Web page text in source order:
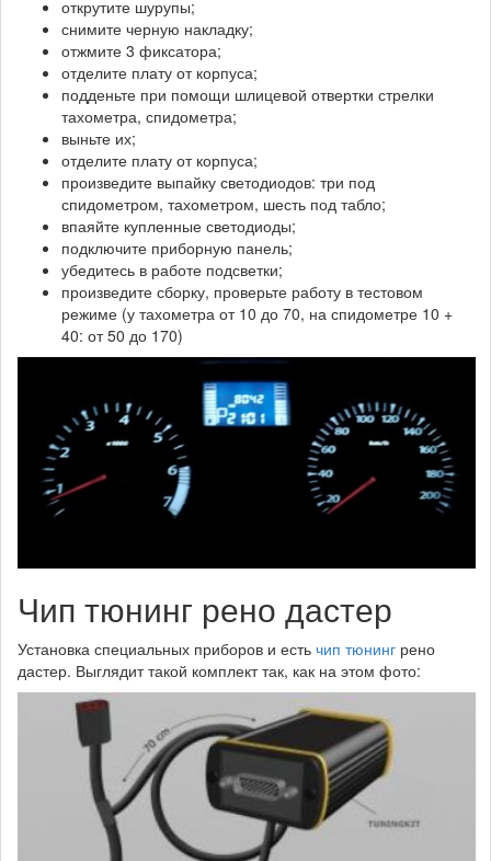
открутите шурупы;
снимите черную накладку;
отжмите 3 фиксатора;
отделите плату от корпуса;
подденьте при помощи шлицевой отвертки стрелки
тахометра, спидометра;
выньте их;
отделите плату от корпуса;
произведите выпайку светодиодов: три под
спидометром, тахометром, шесть под табло;
впаяйте купленные светодиоды;
подключите приборную панель;
убедитесь в работе подсветки;
произведите сборку, проверьте работу в тестовом
режиме (у тахометра от 10 до 70, на спидометре 10 +
40: от 50 до 170)
Чип тюнинг рено дастер
Установка специальных приборов и есть чип тюнинг рено
дастер. Выглядит такой комплект так, как на этом фото: